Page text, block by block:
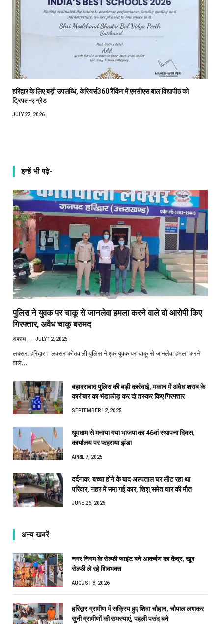
हरिद्वार के लिए बड़ी उपलब्धि, केरियर्स360 रैंकिंग में एमसीएस बाल विद्यापीठ को
ट्रिपल-ए ग्रेड
JULY 22, 2026
इन्हें भी पढ़े-
पुलिस ने युवक पर चाकू से जानलेवा हमला करने वाले दो आरोपी किए
गिरफ्तार, अवैध चाकू बरामद
अपराध JULY 12, 2025
लक्सर, हरिद्वार। लक्सर कोतवाली पुलिस ने एक युवक पर चाकू से जानलेवा हमला करने
वाले…
बहादराबाद पुलिस की बड़ी कार्रवाई, मकान में अवैध शराब के
कारोबार का भंडाफोड़ कर दो तस्कर किए गिरफ्तार
SEPTEMBER 12, 2025
धूमधाम से मनाया गया भाजपा का 46वां स्थापना दिवस,
कार्यालय पर फहराया झंडा
APRIL 7, 2025
दर्दनाक: बच्चा होने के बाद अस्पताल घर लौट रहा था
परिवार, नहर में समा गई कार, शिशु समेत चार की मौत
JUNE 26, 2025
अन्य खबरें
नगर निगम के सेल्फी प्वाइंट बने आकर्षण का केंद्र, खूब
सेल्फी ले रहे शिवभक्त
AUGUST 8, 2026
हरिद्वार ग्रामीण में सक्रिय हुए शिवा चौहान, चौपाल लगाकर
सुनीं ग्रामीणों की समस्याएं, पहली पसंद बने